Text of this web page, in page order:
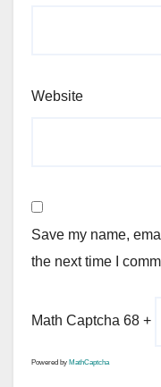
Website
Save my name,
the next time I
Math Captcha 68 +
Powered by MathCaptcha